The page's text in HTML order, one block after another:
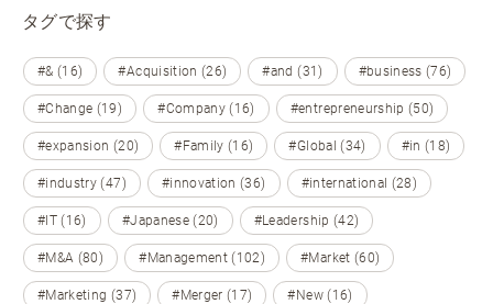
タグで探す
#& (16) #Acquisition (26) #and (31) #business (76)
#Change (19) #Company (16) #entrepreneurship (50)
#expansion (20) #Family (16) #Global (34) #in (18)
#industry (47) #innovation (36) #international (28)
#IT (16) #Japanese (20) #Leadership (42)
#M&A (80) #Management (102) #Market (60)
#Marketing (37) #Merger (17) #New (16)